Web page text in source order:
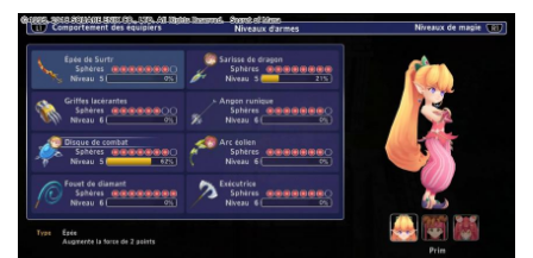
7.JPG